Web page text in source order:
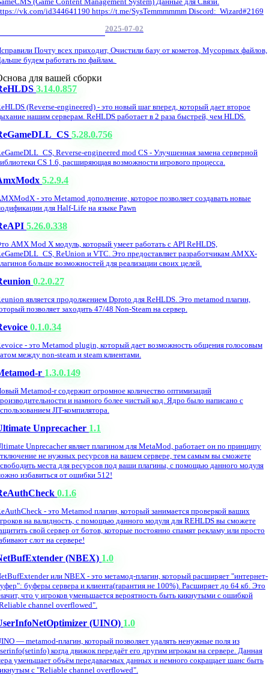
vk.com/id344641190 https://t.me/SysTemmmmmm Discord: Wizard#2169
2025-07-02
Почту всех приходит, Очистили базу от кометов, Мусорных файлов,
будем работать по файлам.
для вашей сборки
3.14.0.857
(Reverse-engineered) - это новый шаг вперед, который дает второе
нашим серверам. ReHLDS работает в 2 раза быстрей, чем HLDS.
5.28.0.756
Reverse-engineered mod CS - Улучшенная замена серверной
CS 1.6, расширяющая возможности игрового процесса.
5.2.9.4
- это Metamod дополнение, которое позволяет создавать новые
для Half-Life на языке Pawn
5.26.0.338
AMX Mod X модуль, который умеет работать с API ReHLDS,
ReUnion и VTC. Это предоставляет разработчикам AMXX-
больше возможностей для реализации своих целей.
0.2.0.27
является продолжением Dproto для ReHLDS. Это metamod плагин,
позволяет заходить 47/48 Non-Steam на сервер.
0.1.0.34
- это Metamod plugin, который дает возможность общения голосовым
между non-steam и steam клиентами.
r 1.3.0.149
Metamod-r содержит огромное количество оптимизаций
и намного более чистый код. Ядро было написано с
JIT-компилятора.
Unprecacher 1.1
Unprecacher являет плагином для MetaMod, работает он по принципу
не нужных ресурсов на вашем сервере, тем самым вы сможете
места для ресурсов под ваши плагины, с помощью данного модуля
избавиться от ошибки 512!
0.1.6
- это Metamod плагин, который занимается проверкой ваших
на валидность, с помощью данного модуля для REHLDS вы сможете
свой сервер от ботов, которые постоянно спамят рекламу или просто
слот на сервере!
(NBEX) 1.0
или NBEX - это метамод-плагин, который расширяет "интернет-
буферы сервера и клиента(гарантия не 100%). Расширяет до 64 кб. Это
что у игроков уменьшается вероятность быть кикнутыми с ошибкой
channel overflowed".
(UINO) 1.0
— metamod-плагин, который позволяет удалять ненужные поля из
когда движок передаёт его другим игрокам на сервере. Данная
уменьшает объём передаваемых данных и немного сокращает шанс быть
с "Reliable channel overflowed".